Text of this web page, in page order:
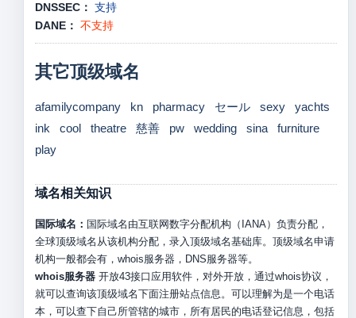
DNSSEC： 支持
DANE： 不支持
其它顶级域名
afamilycompany kn pharmacy セール sexy
yachts
ink
cool theatre 慈善 pw wedding sina
furniture
play
域名相关知识
国际域名： 国际域名由互联网数字分配机构（IANA）负责分配，
全球顶级域名从该机构分配，录入顶级域名基础库。顶级域名申请
机构一般都会有，whois服务器，DNS服务器等。
whois服务器开放43接口应用软件，对外开放，通过whois协议，
就可以查询该顶级域名下面注册站点信息。可以理解为是一个电话
本，可以查下自己所管辖的城市，所有居民的电话登记信息，包括